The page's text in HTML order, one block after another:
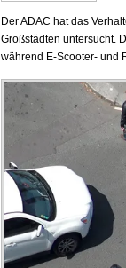
Der ADAC hat das
Großstädten untersucht.
während E-Scooter- und